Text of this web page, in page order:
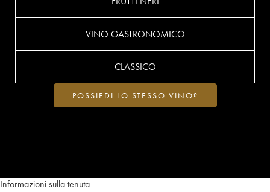
Informazioni sulla tenuta
VINO GASTRONOMICO
CLASSICO
POSSIEDI LO STESSO VINO?